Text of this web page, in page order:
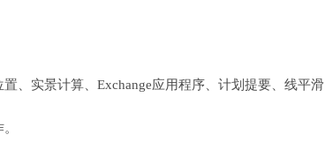
、实景计算、Exchange应用程序、计划提要、线平滑